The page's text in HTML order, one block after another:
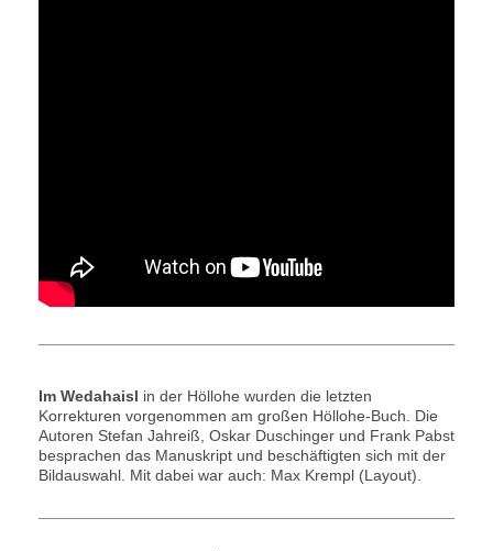
Im Wedahaisl in der Höllohe wurden die letzten
Korrekturen vorgenommen am großen Höllohe-Buch. Die
Autoren Stefan Jahreiß, Oskar Duschinger und Frank Pabst
besprachen das Manuskript und beschäftigten sich mit der
Bildauswahl. Mit dabei war auch: Max Krempl (Layout).